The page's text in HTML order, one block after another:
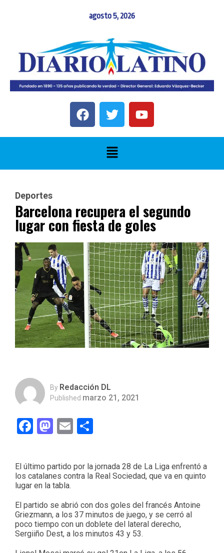
agosto 5, 2026
Deportes
Barcelona recupera el segundo
lugar con fiesta de goles
By Redacción DL
Published marzo 21, 2021
Facebook
Mastodon
Email
El último partido por la jornada 28 de La Liga enfrentó a
los catalanes contra la Real Sociedad, que va en quinto
lugar en la tabla.
El partido se abrió con dos goles del francés Antoine
Griezmann, a los 37 minutos de juego, y se cerró al
poco tiempo con un doblete del lateral derecho,
Sergiiño Dest, a los minutos 43 y 53.